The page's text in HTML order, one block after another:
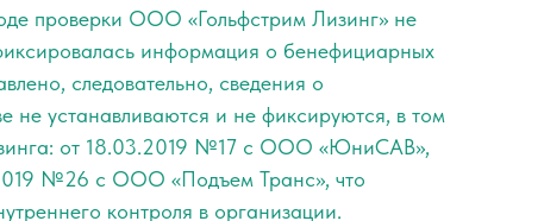
проверки ООО «Гольфстрим Лизинг» не
информация о бенефициарных
следовательно, сведения о
не устанавливаются и не фиксируются, в том
от 18.03.2019 №17 с ООО «ЮниСАВ»,
№26 с ООО «Подъем Транс», что
контроля в организации.